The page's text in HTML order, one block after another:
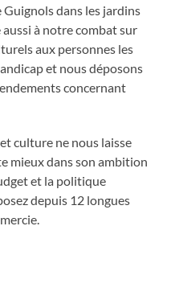
dans les jardins
aussi à notre combat sur
aux personnes les
et nous déposons
concernant
culture ne nous laisse
mieux dans son ambition
et la politique
depuis 12 longues